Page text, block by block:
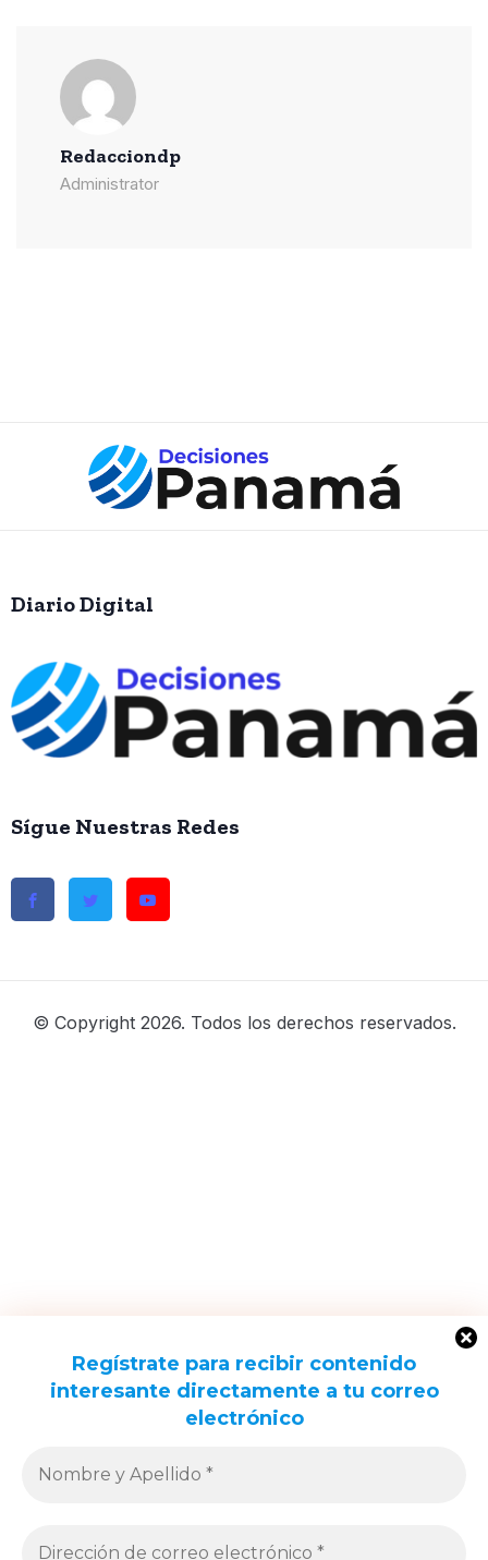
Regístrate para recibir contenido
interesante directamente a tu correo
electrónico
Redacciondp
Administrator
Diario Digital
Sígue Nuestras Redes
© Copyright 2026. Todos los derechos reservados.